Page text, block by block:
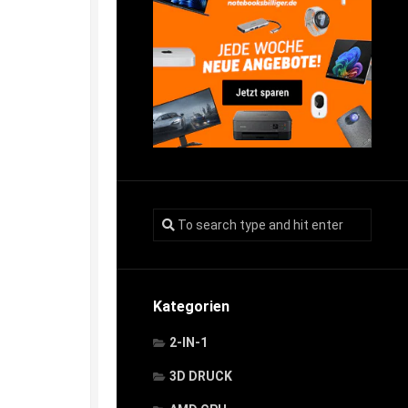
Kategorien
2-IN-1
3D DRUCK